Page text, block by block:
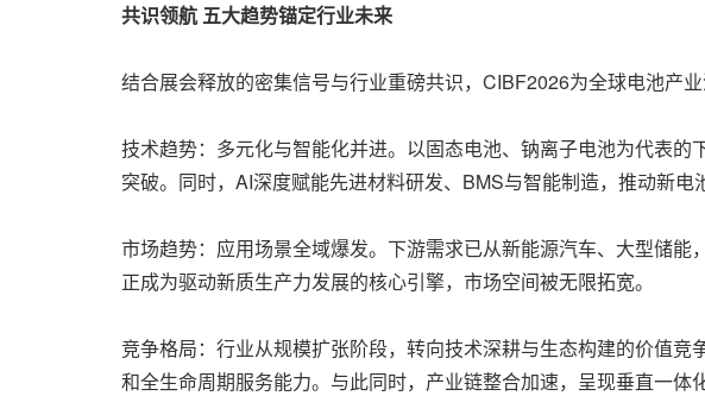
共识领航 五大趋势锚定行业未来
结合展会释放的密集信号与行业重磅共识，CIBF2026为全球电池产业
技术趋势：多元化与智能化并进。以固态电池、钠离子电池为代表
突破。同时，AI深度赋能先进材料研发、BMS与智能制造，推动新
市场趋势：应用场景全域爆发。下游需求已从新能源汽车、大型储
正成为驱动新质生产力发展的核心引擎，市场空间被无限拓宽。
竞争格局：行业从规模扩张阶段，转向技术深耕与生态构建的价值
和全生命周期服务能力。与此同时，产业链整合加速，呈现垂直一体